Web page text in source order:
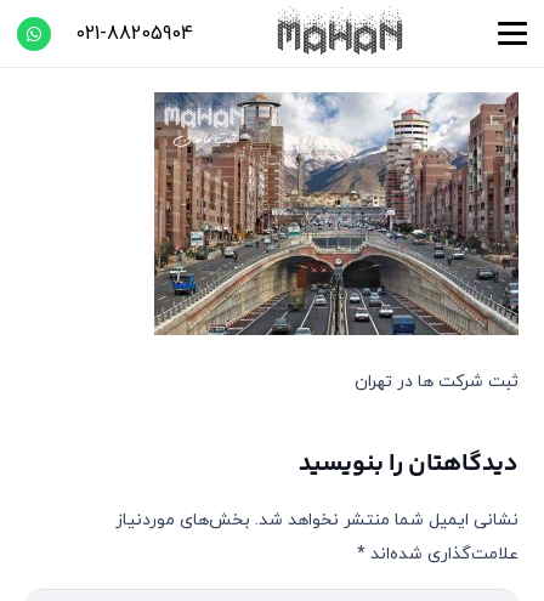
021-88205904
ثبت شرکت ها در تهران
دیدگاهتان را بنویسید
نشانی ایمیل شما منتشر نخواهد شد. بخش‌های موردنیاز
علامت‌گذاری شده‌اند *